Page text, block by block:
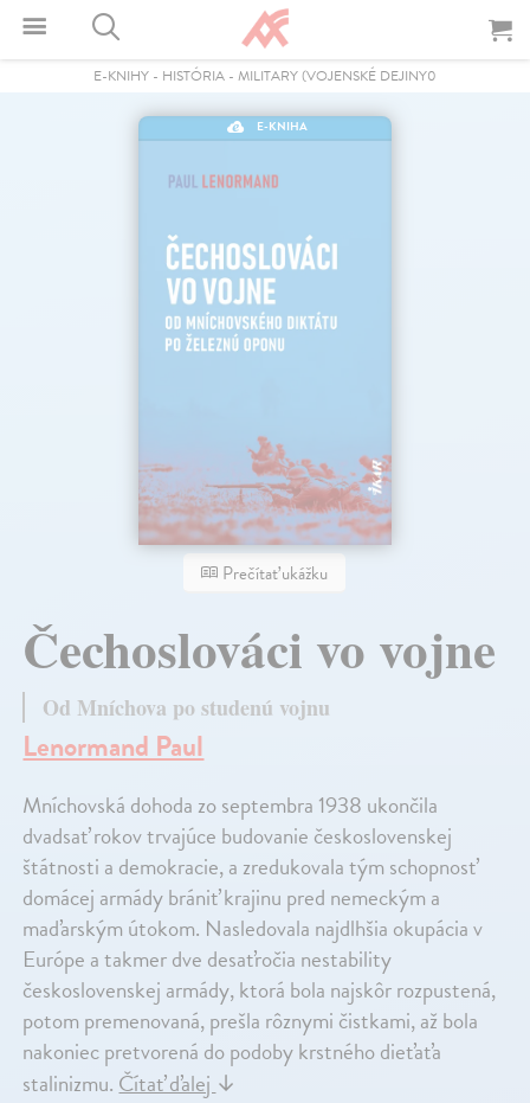
E-KNIHY - HISTÓRIA - MILITARY (VOJENSKÉ DEJINY0
E-KNIHA
Prečítať ukážku
Čechoslováci vo vojne
Od Mníchova po studenú vojnu
Lenormand Paul
Mníchovská dohoda zo septembra 1938 ukončila
dvadsať rokov trvajúce budovanie československej
štátnosti a demokracie, a zredukovala tým schopnosť
domácej armády brániť krajinu pred nemeckým a
maďarským útokom. Nasledovala najdlhšia okupácia v
Európe a takmer dve desaťročia nestability
československej armády, ktorá bola najskôr rozpustená,
potom premenovaná, prešla rôznymi čistkami, až bola
nakoniec pretvorená do podoby krstného dieťaťa
stalinizmu.Čítať ďalej↓